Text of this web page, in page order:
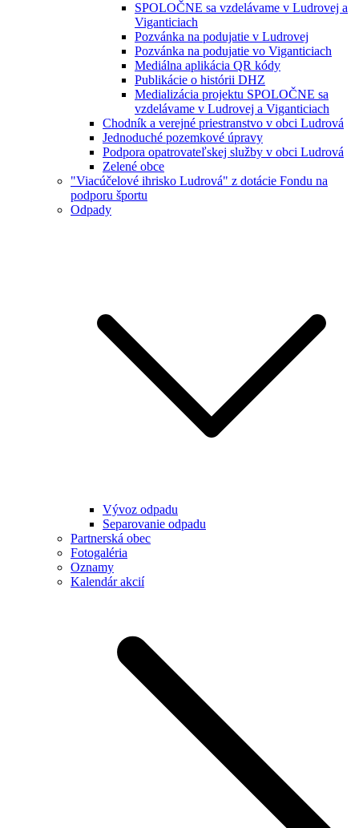
SPOLOČNE sa vzdelávame v Ludrovej a
Viganticiach
Pozvánka na podujatie v Ludrovej
Pozvánka na podujatie vo Viganticiach
Mediálna aplikácia QR kódy
Publikácie o histórii DHZ
Medializácia projektu SPOLOČNE sa
vzdelávame v Ludrovej a Viganticiach
Chodník a verejné priestranstvo v obci Ludrová
Jednoduché pozemkové úpravy
Podpora opatrovateľskej služby v obci Ludrová
Zelené obce
"Viacúčelové ihrisko Ludrová" z dotácie Fondu na
podporu športu
Odpady
Vývoz odpadu
Separovanie odpadu
Partnerská obec
Fotogaléria
Oznamy
Kalendár akcií